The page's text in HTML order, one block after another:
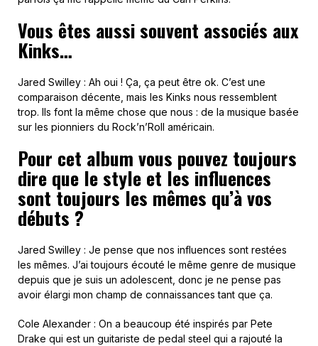
Vous êtes aussi souvent associés aux
Kinks…
Jared Swilley : Ah oui ! Ça, ça peut être ok. C’est une
comparaison décente, mais les Kinks nous ressemblent
trop. Ils font la même chose que nous : de la musique basée
sur les pionniers du Rock’n’Roll américain.
Pour cet album vous pouvez toujours
dire que le style et les influences
sont toujours les mêmes qu’à vos
débuts ?
Jared Swilley : Je pense que nos influences sont restées
les mêmes. J’ai toujours écouté le même genre de musique
depuis que je suis un adolescent, donc je ne pense pas
avoir élargi mon champ de connaissances tant que ça.
Cole Alexander : On a beaucoup été inspirés par Pete
Drake qui est un guitariste de pedal steel qui a rajouté la